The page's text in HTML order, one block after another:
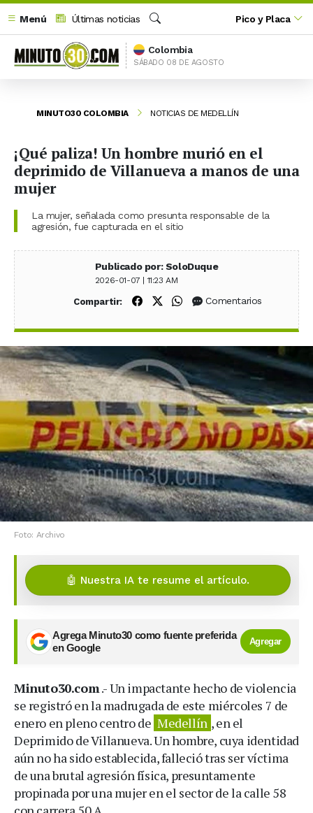
Menú
Últimas noticias
Buscar
Pico y Placa
Colombia
SÁBADO 08 DE AGOSTO
MINUTO30 COLOMBIA NOTICIAS DE MEDELLÍN
¡Qué paliza! Un hombre murió en el
deprimido de Villanueva a manos de una
mujer
La mujer, señalada como presunta responsable de la
agresión, fue capturada en el sitio
Publicado por: SoloDuque
2026-01-07 | 11:23 AM
Compartir: Compartir en Facebook
Compartir en X (Twitter)
Compartir en WhatsApp
Comentarios
Foto: Archivo
🤖 Nuestra IA te resume el artículo.
Agrega Minuto30 como fuente preferida
en Google
Agregar
Minuto30.com.- Un impactante hecho de violencia
se registró en la madrugada de este miércoles 7 de
enero en pleno centro de Medellín , en el
Deprimido de Villanueva. Un hombre, cuya identidad
aún no ha sido establecida, falleció tras ser víctima
de una brutal agresión física, presuntamente
propinada por una mujer en el sector de la calle 58